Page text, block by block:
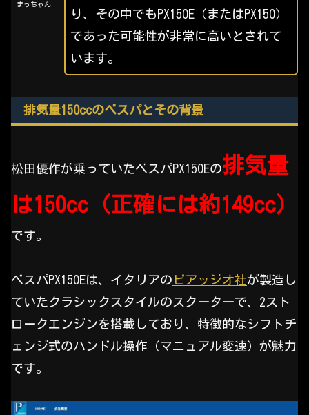
まっちゃん
り、その中でもPX150E（またはPX150）
であった可能性が非常に高いとされて
います。
排気量150ccのベスパとその背景
松田優作が乗っていたベスパPX150Eの排気量
は150cc（正確には約149cc）
です。
ベスパPX150Eは、イタリアの ピアッジオ社が製造し
ていたクラシックスタイルのスクーターで、2スト
ロークエンジンを搭載しており、特徴的なシフトチ
ェンジ式のハンドル操作（マニュアル変速）が魅力
です。